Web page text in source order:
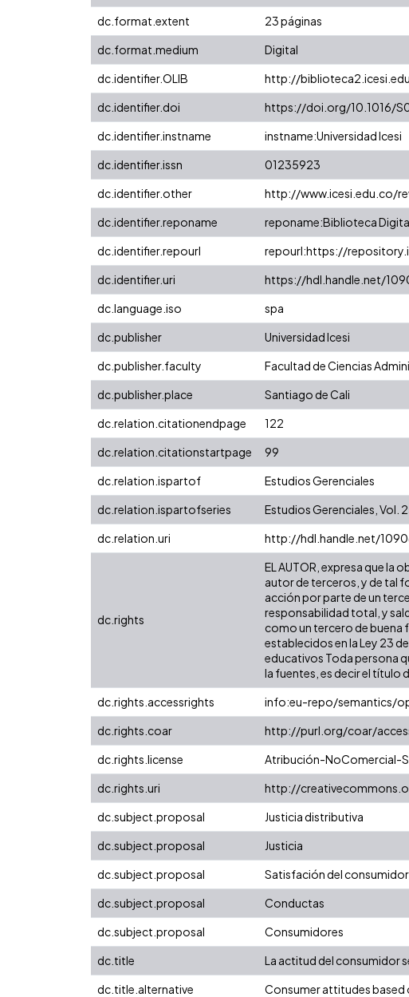
dc.format.extent 23 páginas
dc.format.medium
Digital
dc.identifier.OLIB
http://
dc.identifier.doi
https://doi.org/10.1016/
dc.identifier.instname
instname:Universidad Icesi
dc.identifier.issn
01235923
dc.identifier.other
http://www.icesi.edu.co/
dc.identifier.reponame
reponame:Biblioteca
dc.identifier.repourl
repourl:https://
dc.identifier.uri
https://hdl.handle.net/
dc.language.iso
spa
dc.publisher
Universidad Icesi
dc.publisher.faculty
Facultad de Ciencias
dc.publisher.place
Santiago de Cali
dc.relation.citationendpage
122
dc.relation.citationstartpage
99
dc.relation.ispartof
Estudios Gerenciales
dc.relation.ispartofseries
Estudios Gerenciales, Vol.
dc.relation.uri
http://hdl.handle.net/
dc.rights
EL AUTOR, expresa que la
autor de terceros, y de tal
acción por parte de un
responsabilidad total, y
como un tercero de buena
establecidos en la Ley 23
educativos Toda persona
la fuentes, es decir el título
dc.rights.accessrights info:eu-repo/semantics/
dc.rights.coar
http://purl.org/coar/
dc.rights.license
Atribución-NoComercial-
dc.rights.uri
http://
dc.subject.proposal
Justicia distributiva
dc.subject.proposal
Justicia
dc.subject.proposal
Satisfación del consumidor
dc.subject.proposal
Conductas
dc.subject.proposal
Consumidores
dc.title
La actitud del consumidor
dc.title.alternative
Consumer attitudes